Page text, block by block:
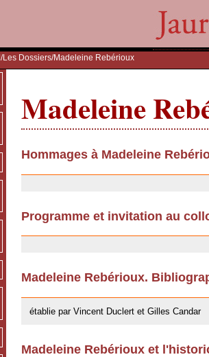
/Les Dossiers/Madeleine Rebérioux
Madeleine
Hommages à Madeleine
Programme et invitation au
Madeleine Rebérioux.
établie par Vincent Duclert et Gilles Candar
Madeleine Rebérioux et